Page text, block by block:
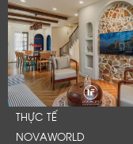
THỰC TẾ
NOVAWORLD